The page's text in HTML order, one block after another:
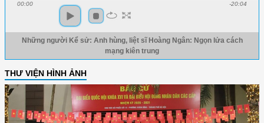
00:00 -20:04
Những người Kể sử: Anh hùng, liệt sĩ Hoàng Ngân: Ngọn lửa cách
mạng kiên trung
THƯ VIỆN HÌNH ẢNH